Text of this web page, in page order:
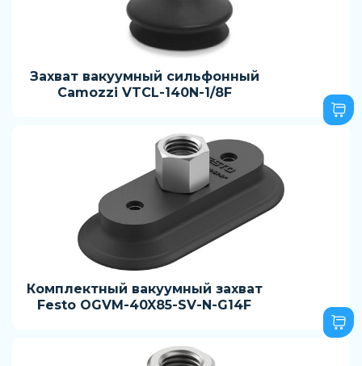
Захват вакуумный сильфонный
Camozzi VTCL-140N-1/8F
Комплектный вакуумный захват
Festo OGVM-40X85-SV-N-G14F